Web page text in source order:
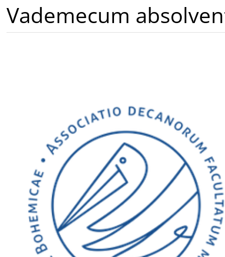
Vademecum